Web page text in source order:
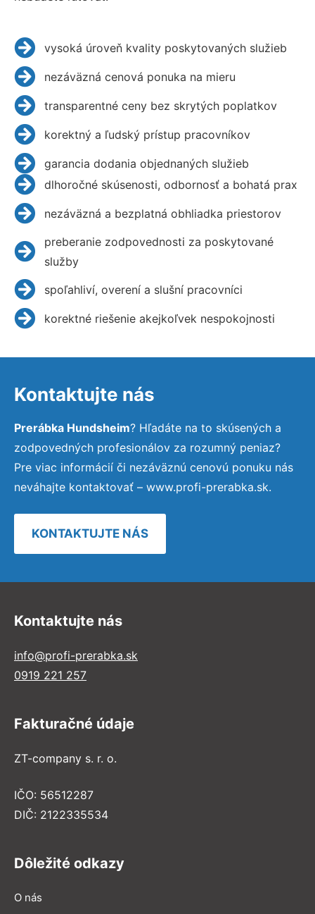
vysoká úroveň kvality poskytovaných služieb
nezáväzná cenová ponuka na mieru
transparentné ceny bez skrytých poplatkov
korektný a ľudský prístup pracovníkov
garancia dodania objednaných služieb
dlhoročné skúsenosti, odbornosť a bohatá prax
nezáväzná a bezplatná obhliadka priestorov
preberanie zodpovednosti za poskytované
služby
spoľahliví, overení a slušní pracovníci
korektné riešenie akejkoľvek nespokojnosti
Kontaktujte nás
Prerábka Hundsheim? Hľadáte na to skúsených a
zodpovedných profesionálov za rozumný peniaz?
Pre viac informácií či nezáväznú cenovú ponuku nás
neváhajte kontaktovať – www.profi-prerabka.sk.
KONTAKTUJTE NÁS
Kontaktujte nás
info@profi-prerabka.sk
0919 221 257
Fakturačné údaje
ZT-company s. r. o.
IČO: 56512287
DIČ: 2122335534
Dôležité odkazy
O nás